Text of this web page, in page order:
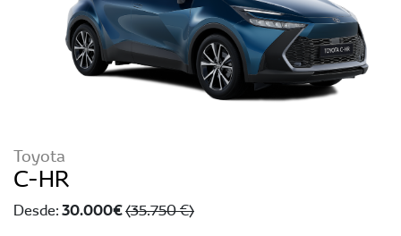
Toyota
C-HR
Desde:30.000 €(35.750 €)